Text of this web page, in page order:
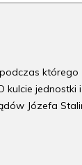
którego
kulcie jednostki i
Józefa